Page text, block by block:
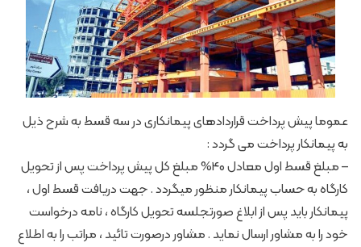
عموما پیش پرداخت قراردادهای پیمانکاری در سه قسط به شرح ذیل
به پیمانکار پرداخت می گردد :
– مبلغ قسط اول معادل 40% مبلغ کل پیش پرداخت پس از تحویل
کارگاه به حساب پیمانکار منظور میگردد . جهت دریافت قسط اول ،
پیمانکار باید پس از ابلاغ صورتجلسه تحویل کارگاه ، نامه درخواست
خود را به مشاور ارسال نماید . مشاور درصورت تائید ، مراتب را به اطلاع